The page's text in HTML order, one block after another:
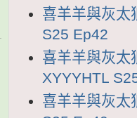
喜羊羊與灰太
S25 Ep42
喜羊羊與灰太
XYYYHTL
喜羊羊與灰太